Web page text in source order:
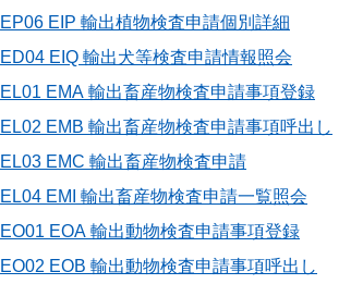
EP06 EIP 輸出植物検査申請個別詳細
ED04 EIQ 輸出犬等検査申請情報照会
EL01 EMA 輸出畜産物検査申請事項登録
EL02 EMB 輸出畜産物検査申請事項呼出し
EL03 EMC 輸出畜産物検査申請
EL04 EMI 輸出畜産物検査申請一覧照会
EO01 EOA 輸出動物検査申請事項登録
EO02 EOB 輸出動物検査申請事項呼出し